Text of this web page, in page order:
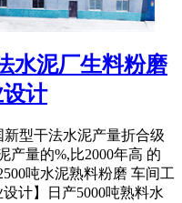
水泥厂生料粉磨
计
新型干法水泥产量折合级
产量的%,比2000年高 的
吨水泥熟料粉磨 车间工
计】日产5000吨熟料水